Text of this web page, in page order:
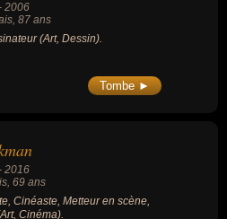
2006
, 87 ans
(Art, Dessin).
Tombe ►
2016
, 69 ans
Cinéaste, Metteur en scène,
Cinéma).